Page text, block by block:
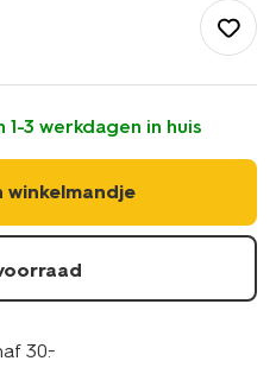
3 werkdagen in huis
winkelmandje
30.-